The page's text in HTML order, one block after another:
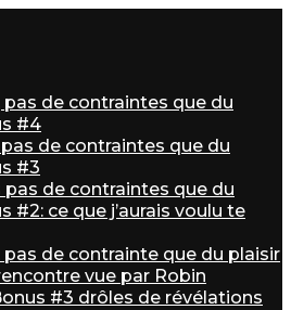
pas de contraintes que du
#4
de contraintes que du
#3
pas de contraintes que du
#2: ce que j’aurais voulu te
pas de contrainte que du plaisir
vue par Robin
#3 drôles de révélations